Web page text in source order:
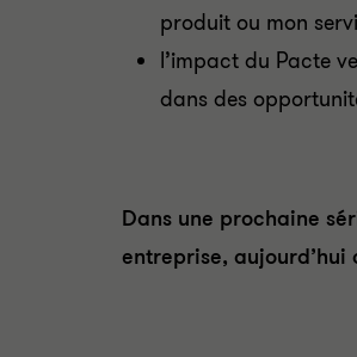
produit ou mon
l’impact du Pacte
dans des
Dans une prochaine
entreprise, aujourd’hui